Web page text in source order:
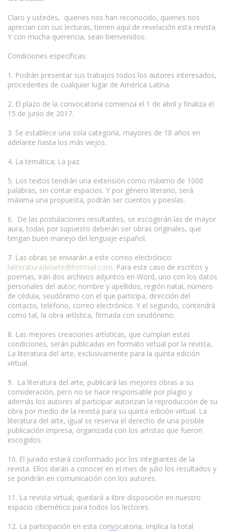
Claro y ustedes, quienes nos han reconocido, quienes nos
aprecian con sus lecturas, tienen aquí de revelación esta revista.
Y con mucha querencia, sean bienvenidos.
Condiciones específicas:
1. Podrán presentar sus trabajos todos los autores interesados,
procedentes de cualquier lugar de América Latina.
2. El plazo de la convocatoria comienza el 1 de abril y finaliza el
15 de junio de 2017.
3. Se establece una sola categoría, mayores de 18 años en
adelante hasta los más viejos.
4. La temática; La paz.
5. Los textos tendrán una extensión como máximo de 1000
palabras, sin contar espacios. Y por género literario, será
máxima una propuesta, podrán ser cuentos y poesías.
6. De las postulaciones resultantes, se escogerán las de mayor
aura, todas por supuesto deberán ser obras originales, que
tengan buen manejo del lenguaje español.
7. Las obras se enviarán a este correo electrónico:
laliteraturadelarte@hotmail.com. Para este caso de escritos y
poemas, irán dos archivos adjuntos en Word, uno con los datos
personales del autor; nombre y apellidos, región natal, número
de cédula, seudónimo con el que participa, dirección del
contacto, teléfono, correo electrónico. Y el segundo, contendrá
como tal, la obra artística, firmada con seudónimo.
8. Las mejores creaciones artísticas, que cumplan estas
condiciones, serán publicadas en formato virtual por la revista,
La literatura del arte, exclusivamente para la quinta edición
virtual.
9. La literatura del arte, publicará las mejores obras a su
consideración, pero no se hace responsable por plagio y
además los autores al participar autorizan la reproducción de su
obra por medio de la revista para su quinta edición virtual. La
literatura del arte, igual se reserva el derecho de una posible
publicación impresa, organizada con los artistas que fueron
escogidos.
10. El jurado estará conformado por los integrantes de la
revista. Ellos darán a conocer en el mes de julio los resultados y
se pondrán en comunicación con los autores.
11. La revista virtual, quedará a libre disposición en nuestro
espacio cibernético para todos los lectores
12. La participación en esta convocatoria, implica la total